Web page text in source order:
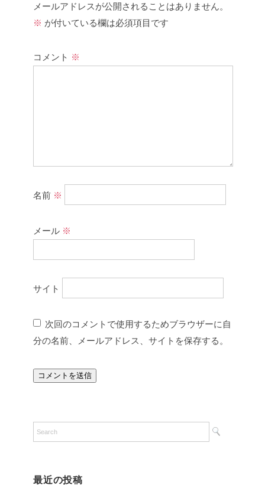
メールアドレスが公開されることはありません。
※ が付いている欄は必須項目です
コメント ※
名前 ※
メール ※
サイト
次回のコメントで使用するためブラウザーに自
分の名前、メールアドレス、サイトを保存する。
最近の投稿